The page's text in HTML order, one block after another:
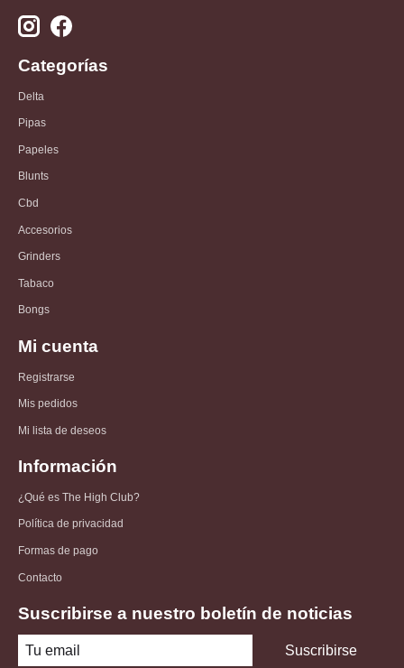
Categorías
Delta
Pipas
Papeles
Blunts
Cbd
Accesorios
Grinders
Tabaco
Bongs
Mi cuenta
Registrarse
Mis pedidos
Mi lista de deseos
Información
¿Qué es The High Club?
Política de privacidad
Formas de pago
Contacto
Suscribirse a nuestro boletín de noticias
Suscribirse